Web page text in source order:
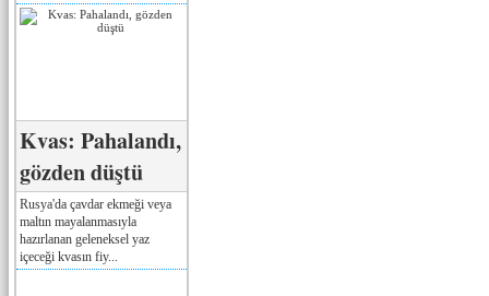
Kvas: Pahalandı,
gözden düştü
Rusya'da çavdar ekmeği veya
maltın mayalanmasıyla
hazırlanan geleneksel yaz
içeceği kvasın fiy...